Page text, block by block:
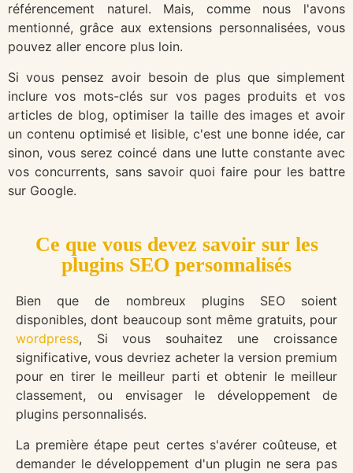
référencement naturel. Mais, comme nous l'avons
mentionné, grâce aux extensions personnalisées, vous
pouvez aller encore plus loin.
Si vous pensez avoir besoin de plus que simplement
inclure vos mots-clés sur vos pages produits et vos
articles de blog, optimiser la taille des images et avoir
un contenu optimisé et lisible, c'est une bonne idée, car
sinon, vous serez coincé dans une lutte constante avec
vos concurrents, sans savoir quoi faire pour les battre
sur Google.
Ce que vous devez savoir sur les
plugins SEO personnalisés
Bien que de nombreux plugins SEO soient
disponibles, dont beaucoup sont même gratuits, pour
wordpress, Si vous souhaitez une croissance
significative, vous devriez acheter la version premium
pour en tirer le meilleur parti et obtenir le meilleur
classement, ou envisager le développement de
plugins personnalisés.
La première étape peut certes s'avérer coûteuse, et
demander le développement d'un plugin ne sera pas